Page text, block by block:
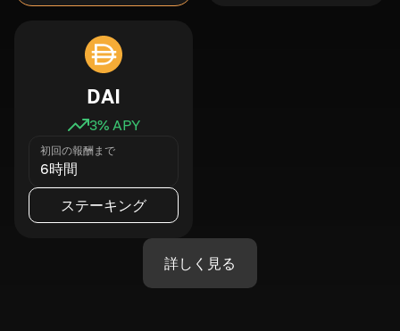
DAI
3% APY
初回の報酬まで
6時間
ステーキング
詳しく見る